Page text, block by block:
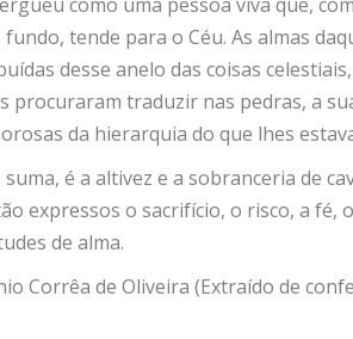
fundo, tende para o Céu. As almas
desse anelo das coisas
procuraram traduzir nas pedras, a
da hierarquia do que lhes
suma, é a altivez e a sobranceria de
expressos o sacrifício, o risco, a fé,
de alma.
Corrêa de Oliveira (Extraído de